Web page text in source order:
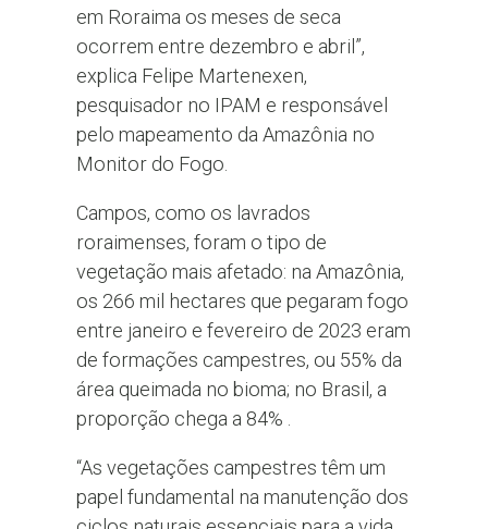
em Roraima os meses de seca
ocorrem entre dezembro e abril”,
explica Felipe Martenexen,
pesquisador no IPAM e responsável
pelo mapeamento da Amazônia no
Monitor do Fogo.
Campos, como os lavrados
roraimenses, foram o tipo de
vegetação mais afetado: na Amazônia,
os 266 mil hectares que pegaram fogo
entre janeiro e fevereiro de 2023 eram
de formações campestres, ou 55% da
área queimada no bioma; no Brasil, a
proporção chega a 84% .
“As vegetações campestres têm um
papel fundamental na manutenção dos